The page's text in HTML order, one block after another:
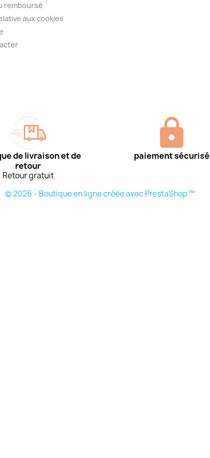
remboursé
aux cookies
de livraison et de
retour
Retour gratuit
paiement sécurisé
© 2026 - Boutique en ligne créée avec PrestaShop™